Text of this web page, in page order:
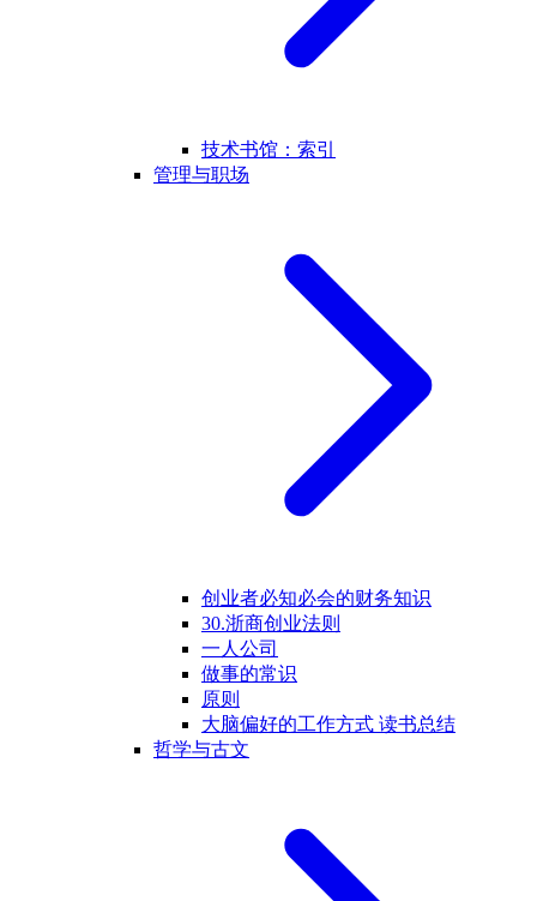
技术书馆：索引
管理与职场
创业者必知必会的财务知识
30.浙商创业法则
一人公司
做事的常识
原则
大脑偏好的工作方式 读书总结
哲学与古文